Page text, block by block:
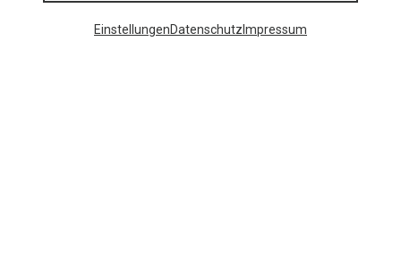
EinstellungenDatenschutz Impressum